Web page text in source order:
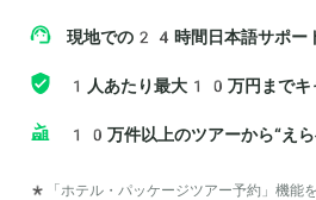
現地での24時間日本語サポー
1人あたり最大10万円までキ
10万件以上のツアーから“えら
*「ホテル・パッケージツアー予約」機能